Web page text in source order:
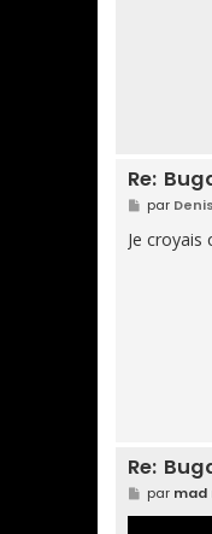
Re:
M
e
s
s
par Denis
Je
Re:
M
e
par mad